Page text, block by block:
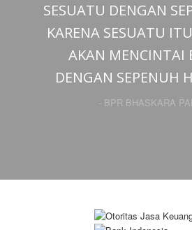
SESUATU DENGAN
KARENA SESUATU
AKAN MENCINTAI
DENGAN SEPENUH
- BPR BHASKARA